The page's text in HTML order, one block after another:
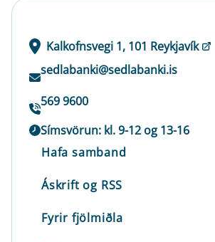
Kalkofnsvegi 1, 101 Reykjavík
sedlabanki@sedlabanki.is
569 9600
Símsvörun: kl. 9-12 og 13-16
Hafa samband
Áskrift og RSS
Fyrir fjölmiðla